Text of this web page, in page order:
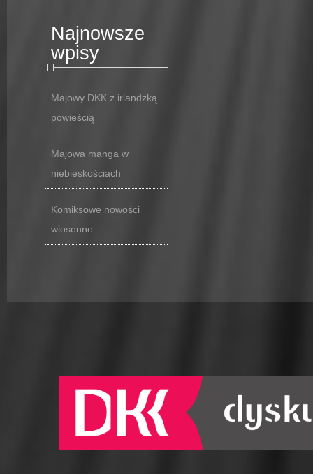
Najnowsze
wpisy
Majowy DKK z irlandzką
powieścią
Majowa manga w
niebieskościach
Komiksowe nowości
wiosenne